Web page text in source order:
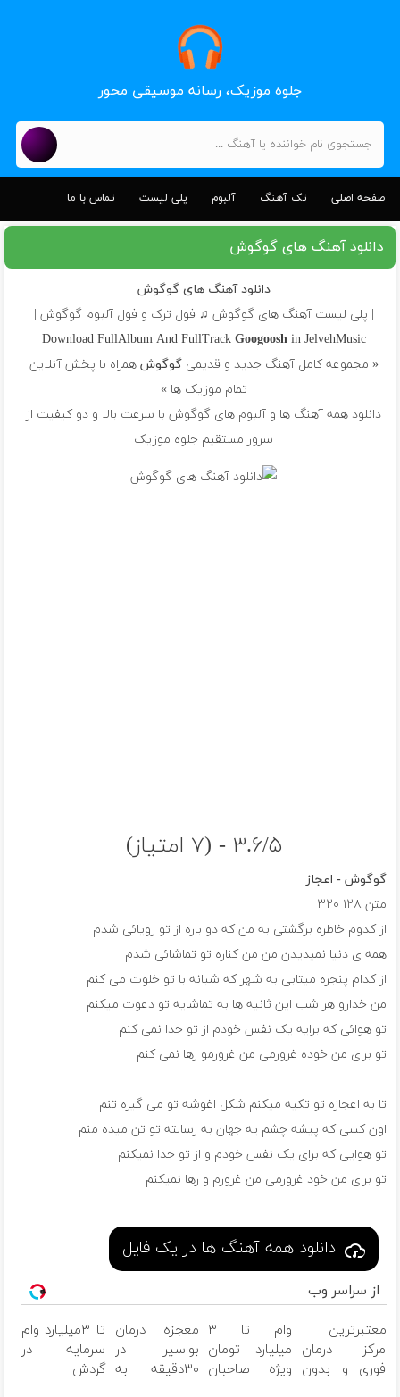
جلوه موزیک، رسانه موسیقی محور
صفحه اصلی تک آهنگ آلبوم پلی لیست تماس با ما
دانلود آهنگ های گوگوش
دانلود آهنگ های گوگوش
| پلی لیست آهنگ های گوگوش ♫ فول ترک و فول آلبوم گوگوش |
Download FullAlbum And FullTrack Googoosh in JelvehMusic
« مجموعه کامل آهنگ جدید و قدیمیگوگوش همراه با پخش آنلاین
تمام موزیک ها »
دانلود همه آهنگ ها و آلبوم های گوگوش با سرعت بالا و دو کیفیت از
سرور مستقیم جلوه موزیک
۳.۶/۵ - (۷ امتیاز)
گوگوش - اعجاز
متن ۱۲۸ ۳۲۰
از کدوم خاطره برگشتی به من که دو باره از تو رویائی شدم
همه ی دنیا نمیدیدن من من کناره تو تماشائی شدم
از کدام پنجره میتابی به شهر که شبانه با تو خلوت می کنم
من خدارو هر شب این ثانیه ها به تماشایه تو دعوت میکنم
تو هوائی که برایه یک نفس خودم از تو جدا نمی کنم
تو برای من خوده غرورمی من غرورمو رها نمی کنم
تا به اعجازه تو تکیه میکنم شکل اغوشه تو می گیره تنم
اون کسی که پیشه چشم یه جهان به رسالته تو تن میده منم
تو هوایی که برای یک نفس خودم و از تو جدا نمیکنم
تو برای من خود غرورمی من غرورم و رها نمیکنم
دانلود همه آهنگ ها در یک فایل
از سراسر وب
معتبرترین
مرکز درمان
فوری و بدون
وام تا ۳
میلیارد تومان
ویژه صاحبان
معجزه درمان
بواسیر در
۳۰دقیقه به
تا ۳میلیارد وام
سرمایه در
گردش